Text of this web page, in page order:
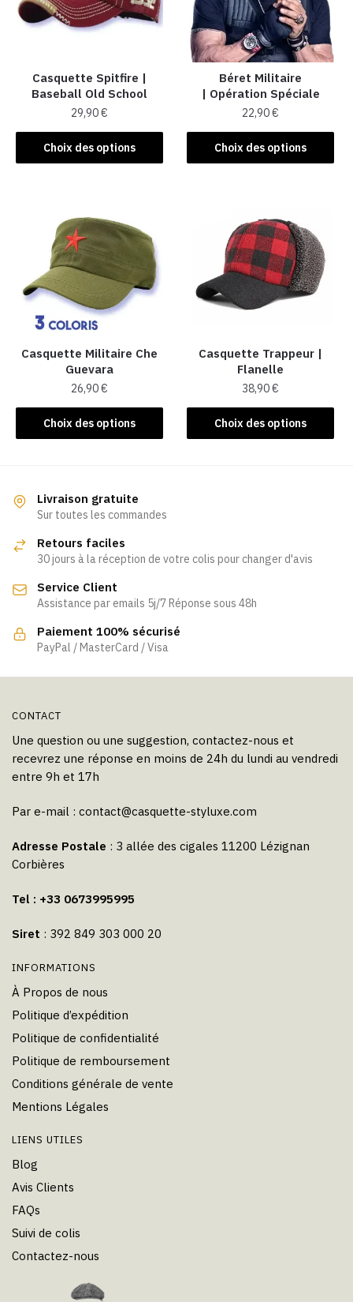
Casquette Spitfire |
Baseball Old School
29,90€
Choix des options
Ce
produit
variations.
Les
options
peuvent
être
choisies
sur
la
page
du
produit
Béret Militaire
| Opération Spéciale
22,90€
Choix des options
Ce
produit
variations.
Les
options
peuvent
être
choisies
la
page
du
produit
Casquette Militaire Che
Guevara
26,90€
Choix des options
Ce
produit
variations.
Les
peuvent
choisies
sur
la
page
Casquette Trappeur |
Flanelle
38,90€
Choix des options
Ce
produit
peuvent
être
Livraison gratuite
Sur toutes les commandes
Retours faciles
30 jours à la réception de votre colis pour changer d'avis
Service Client
Assistance par emails 5j/7 Réponse sous 48h
Paiement 100% sécurisé
PayPal / MasterCard / Visa
CONTACT
Une question ou une suggestion, contactez-nous et
recevrez une réponse en moins de 24h du lundi au vendredi
entre 9h et 17h
Par e-mail : contact@casquette-styluxe.com
Adresse Postale : 3 allée des cigales 11200 Lézignan
Corbières
Tel : +33 0673995995
Siret : 392 849 303 000 20
INFORMATIONS
À Propos de nous
Politique d’expédition
Politique de confidentialité
Politique de remboursement
Conditions générale de vente
Mentions Légales
LIENS UTILES
Blog
Avis Clients
FAQs
Suivi de colis
Contactez-nous